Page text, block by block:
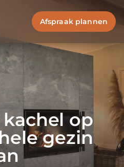
op
gezin
Afspraak plannen